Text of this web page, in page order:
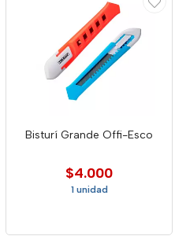
Bisturí Grande Offi-Esco
$4.000
1 unidad